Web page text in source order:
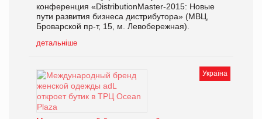
конференция «DistributionMaster-2015: Новые
пути развития бизнеса дистрибутора» (МВЦ,
Броварской пр-т, 15, м. Левобережная).
детальніше
Україна